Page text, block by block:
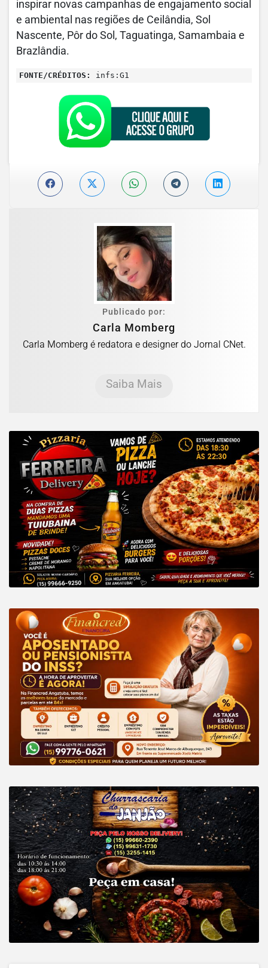
inspirar novas campanhas de engajamento social
e ambiental nas regiões de Ceilândia, Sol
Nascente, Pôr do Sol, Taguatinga, Samambaia e
Brazlândia.
FONTE/CRÉDITOS: infs:G1
Publicado por:
Carla Momberg
Carla Momberg é redatora e designer do Jornal CNet.
Saiba Mais